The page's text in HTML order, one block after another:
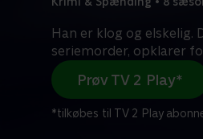
Han er klog og elskelig.
seriemorder, opklarer
Prøv TV 2 Play*
*tilkøbes til TV 2 Play